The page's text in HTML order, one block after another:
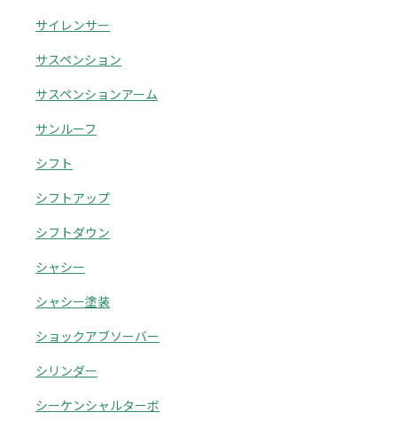
サイレンサー
サスペンション
サスペンションアーム
サンルーフ
シフト
シフトアップ
シフトダウン
シャシー
シャシー塗装
ショックアブソーバー
シリンダー
シーケンシャルターボ